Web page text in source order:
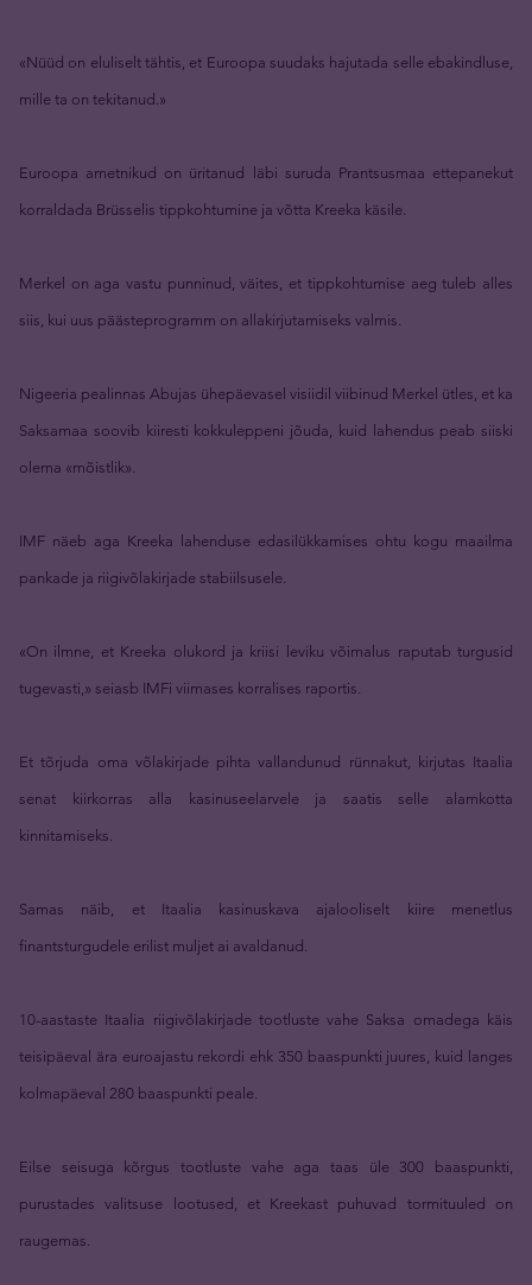
«Nüüd on eluliselt tähtis, et Euroopa suudaks hajutada selle ebakindluse,
mille ta on tekitanud.»
Euroopa ametnikud on üritanud läbi suruda Prantsusmaa ettepanekut
korraldada Brüsselis tippkohtumine ja võtta Kreeka käsile.
Merkel on aga vastu punninud, väites, et tippkohtumise aeg tuleb alles
siis, kui uus päästeprogramm on allakirjutamiseks valmis.
Nigeeria pealinnas Abujas ühepäevasel visiidil viibinud Merkel ütles, et ka
Saksamaa soovib kiiresti kokkuleppeni jõuda, kuid lahendus peab siiski
olema «mõistlik».
IMF näeb aga Kreeka lahenduse edasilükkamises ohtu kogu maailma
pankade ja riigivõlakirjade stabiilsusele.
«On ilmne, et Kreeka olukord ja kriisi leviku võimalus raputab turgusid
tugevasti,» seiasb IMFi viimases korralises raportis.
Et tõrjuda oma võlakirjade pihta vallandunud rünnakut, kirjutas Itaalia
senat kiirkorras alla kasinuseelarvele ja saatis selle alamkotta
kinnitamiseks.
Samas näib, et Itaalia kasinuskava ajalooliselt kiire menetlus
finantsturgudele erilist muljet ai avaldanud.
10-aastaste Itaalia riigivõlakirjade tootluste vahe Saksa omadega käis
teisipäeval ära euroajastu rekordi ehk 350 baaspunkti juures, kuid langes
kolmapäeval 280 baaspunkti peale.
Eilse seisuga kõrgus tootluste vahe aga taas üle 300 baaspunkti,
purustades valitsuse lootused, et Kreekast puhuvad tormituuled on
raugemas.